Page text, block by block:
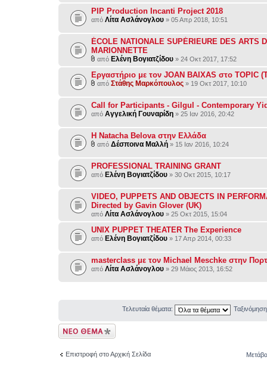
PIP Production Incanti Project 2018
από Λίτα Ασλάνογλου » 05 Απρ 2018, 10:51
ÉCOLE NATIONALE SUPÉRIEURE DES ARTS
MARIONNETTE
από Ελένη Βογιατζίδου » 24 Οκτ 2017, 17:52
Εργαστήριο με τον JOAN BAIXAS στο TOPIC
από Στάθης Μαρκόπουλος » 19 Οκτ 2017, 10:10
Call for Participants - Gilgul - Contemporary
από Αγγελική Γουναρίδη » 25 Ιαν 2016, 20:42
H Natacha Belova στην Ελλάδα
από Δέσποινα Μαλλή » 15 Ιαν 2016, 10:24
PROFESSIONAL TRAINING GRANT
από Ελένη Βογιατζίδου » 30 Οκτ 2015, 10:17
VIDEO, PUPPETS AND OBJECTS IN
Directed by Gavin Glover (UK)
από Λίτα Ασλάνογλου » 25 Οκτ 2015, 15:04
UNIX PUPPET THEATER The Experience
από Ελένη Βογιατζίδου » 17 Απρ 2014, 00:33
masterclass με τον Michael Meschke στην
από Λίτα Ασλάνογλου » 29 Μάιος 2013, 16:52
Τελευταία θέματα:
Δημιουργία νέου
θέματος
Επιστροφή στο Αρχική Σελίδα